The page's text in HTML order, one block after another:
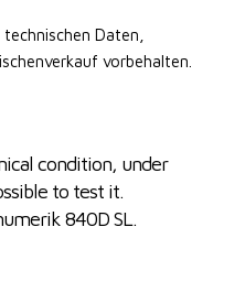
Daten,
vorbehalten.
condition, under
to test it.
840D SL.